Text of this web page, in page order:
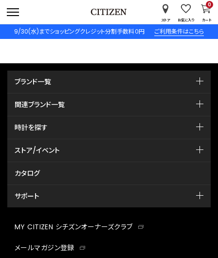
9/30(水)までショッピングクレジット分割手数料０円 ご利用条件はこちら
ストア お気に入り カート
0
ブランド一覧
関連ブランド一覧
時計を探す
ストア/イベント
カタログ
サポート
MY CITIZEN シチズンオーナーズクラブ
メールマガジン登録